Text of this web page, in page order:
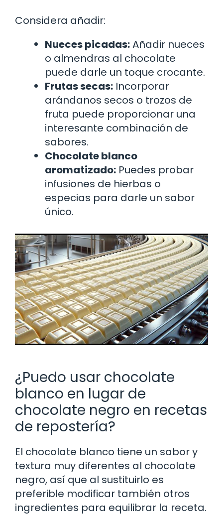
Considera añadir:
Nueces picadas:Añadir nueces
o almendras al chocolate
puede darle un toque crocante.
Frutas secas: Incorporar
arándanos secos o trozos de
fruta puede proporcionar una
interesante combinación de
sabores.
Chocolate blanco
aromatizado: Puedes probar
infusiones de hierbas o
especias para darle un sabor
único.
¿Puedo usar chocolate
blanco en lugar de
chocolate negro en recetas
de repostería?
El chocolate blanco tiene un sabor y
textura muy diferentes al chocolate
negro, así que al sustituirlo es
preferible modificar también otros
ingredientes para equilibrar la receta.